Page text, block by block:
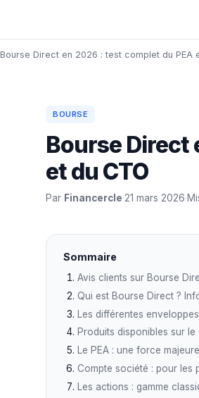
Bourse Direct en 2026 : test complet du PEA
BOURSE
Bourse Direct
et du CTO
Par Financercle·21 mars 2026·
Sommaire
Avis clients sur Bourse
Qui est Bourse Direct ?
Les différentes
Produits disponibles sur le
Le PEA : une force
Compte société : pour les
Les actions : gamme